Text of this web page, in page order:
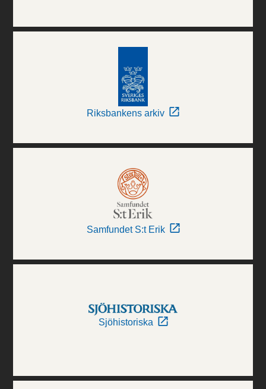
Riksbankens arkiv
Samfundet S:t Erik
Sjöhistoriska